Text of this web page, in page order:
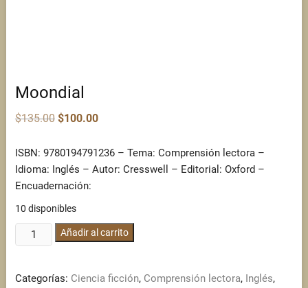
Moondial
$135.00 Original
price
$135.00.
$100.00Current
$100.00.
ISBN: 9780194791236 – Tema: Comprensión lectora –
Idioma: Inglés – Autor: Cresswell – Editorial: Oxford –
Encuadernación:
10 disponibles
Moondial
cantidad
Añadir al carrito
Categorías: Ciencia ficción, Comprensión lectora, Inglés,